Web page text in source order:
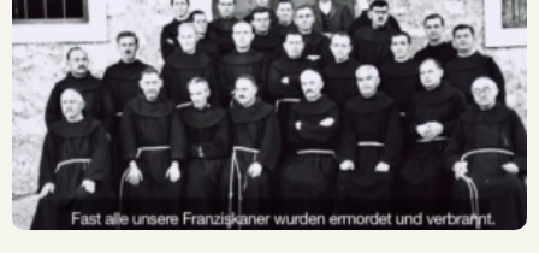
Kosti Smiraj Traže